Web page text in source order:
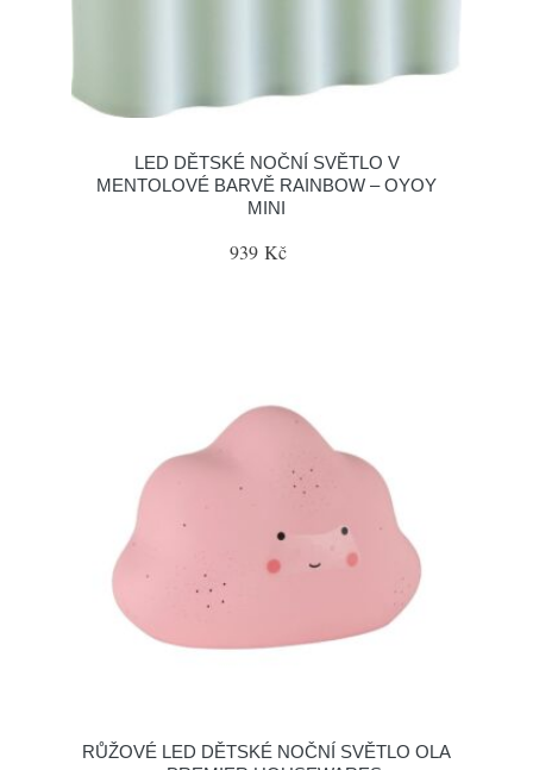
LED DĚTSKÉ NOČNÍ SVĚTLO V
MENTOLOVÉ BARVĚ RAINBOW – OYOY
MINI
939 Kč
RŮŽOVÉ LED DĚTSKÉ NOČNÍ SVĚTLO OLA